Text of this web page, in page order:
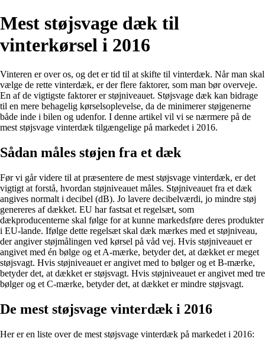
Mest støjsvage dæk til
vinterkørsel i 2016
Vinteren er over os, og det er tid til at skifte til vinterdæk. Når man skal
vælge de rette vinterdæk, er der flere faktorer, som man bør overveje.
En af de vigtigste faktorer er støjniveauet. Støjsvage dæk kan bidrage
til en mere behagelig kørselsoplevelse, da de minimerer støjgenerne
både inde i bilen og udenfor. I denne artikel vil vi se nærmere på de
mest støjsvage vinterdæk tilgængelige på markedet i 2016.
Sådan måles støjen fra et dæk
Før vi går videre til at præsentere de mest støjsvage vinterdæk, er det
vigtigt at forstå, hvordan støjniveauet måles. Støjniveauet fra et dæk
angives normalt i decibel (dB). Jo lavere decibelværdi, jo mindre støj
genereres af dækket. EU har fastsat et regelsæt, som
dækproducenterne skal følge for at kunne markedsføre deres produkter
i EU-lande. Ifølge dette regelsæt skal dæk mærkes med et støjniveau,
der angiver støjmålingen ved kørsel på våd vej. Hvis støjniveauet er
angivet med én bølge og et A-mærke, betyder det, at dækket er meget
støjsvagt. Hvis støjniveauet er angivet med to bølger og et B-mærke,
betyder det, at dækket er støjsvagt. Hvis støjniveauet er angivet med tre
bølger og et C-mærke, betyder det, at dækket er mindre støjsvagt.
De mest støjsvage vinterdæk i 2016
Her er en liste over de mest støjsvage vinterdæk på markedet i 2016: